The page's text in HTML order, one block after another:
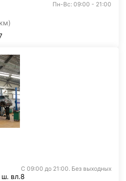
Пн-Вс: 09:00 - 21:00
С 09:00 до 21:00. Без выходных
ш. вл.8